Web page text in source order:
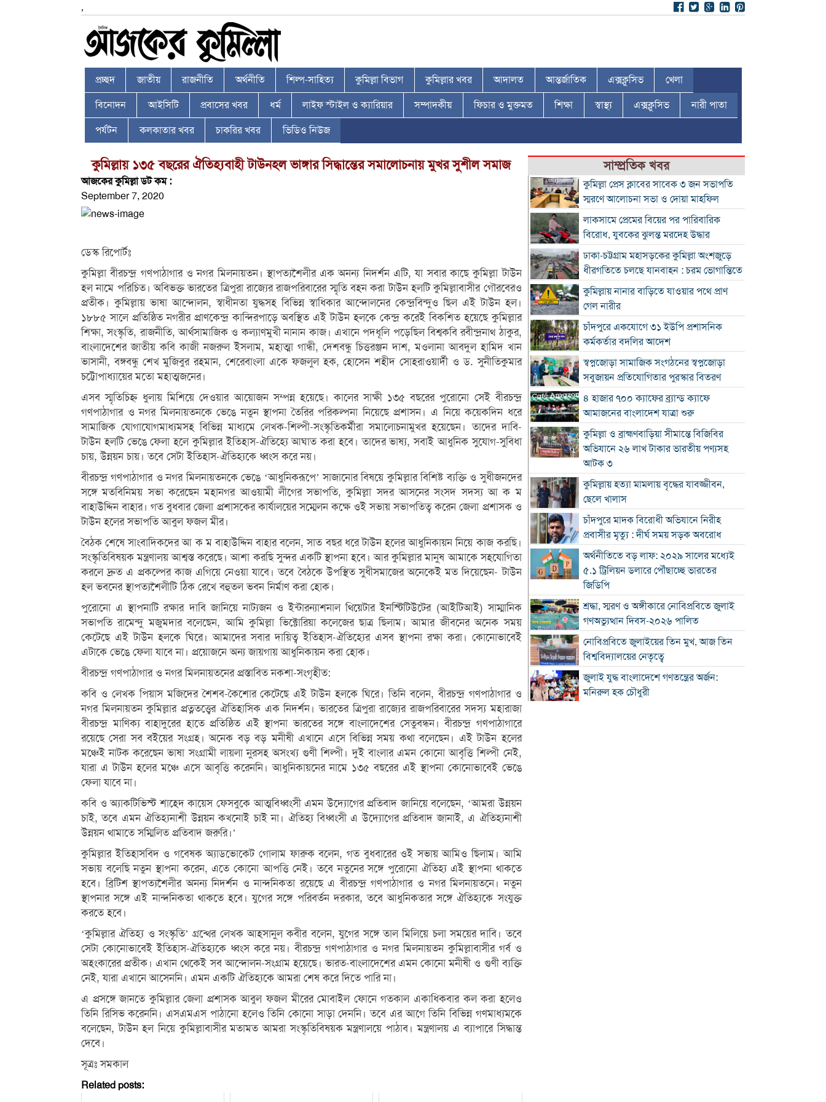
,
প্রচ্ছদ জাতীয় রাজনীতি অর্থনীতি শিল্প-সাহিত্য কুমিল্লা বিভাগ কুমিল্লার খবর আদালত আন্তর্জাতিক এক্সক্লুসিভ খেলা
বিনোদন আইসিটি প্রবাসের খবর ধর্ম লাইফ স্টাইল ও ক্যারিয়ার সম্পাদকীয় ফিচার ও মুক্তমত শিক্ষা স্বাস্থ্য এক্সক্লুসিভ নারী পাতা
পর্যটন কলকাতার খবর চাকরির খবর ভিডিও নিউজ
কুমিল্লায় ১৩৫ বছরের ঐতিহ্যবাহী টাউনহল ভাঙ্গার সিদ্ধান্তের সমালোচনায় মুখর সুশীল সমাজ
আজকের কুমিল্লা ডট কম :
September 7, 2020
ডেস্ক রিপোর্টঃ
কুমিল্লা বীরচন্দ্র গণপাঠাগার ও নগর মিলনায়তন। স্থাপত্যশৈলীর এক অনন্য নিদর্শন এটি, যা সবার কাছে কুমিল্লা টাউন
হল নামে পরিচিত। অবিভক্ত ভারতের ত্রিপুরা রাজ্যের রাজপরিবারের স্মৃতি বহন করা টাউন হলটি কুমিল্লাবাসীর গৌরবেরও
প্রতীক। কুমিল্লায় ভাষা আন্দোলন, স্বাধীনতা যুদ্ধসহ বিভিন্ন স্বাধিকার আন্দোলনের কেন্দ্রবিন্দুও ছিল এই টাউন হল।
১৮৮৫ সালে প্রতিষ্ঠিত নগরীর প্রাণকেন্দ্র কান্দিরপাড়ে অবস্থিত এই টাউন হলকে কেন্দ্র করেই বিকশিত হয়েছে কুমিল্লার
শিক্ষা, সংস্কৃতি, রাজনীতি, আর্থসামাজিক ও কল্যাণমুখী নানান কাজ। এখানে পদধূলি পড়েছিল বিশ্বকবি রবীন্দ্রনাথ ঠাকুর,
বাংলাদেশের জাতীয় কবি কাজী নজরুল ইসলাম, মহাত্মা গান্ধী, দেশবন্ধু চিত্তরঞ্জন দাশ, মওলানা আবদুল হামিদ খান
ভাসানী, বঙ্গবন্ধু শেখ মুজিবুর রহমান, শেরেবাংলা একে ফজলুল হক, হোসেন শহীদ সোহরাওয়ার্দী ও ড. সুনীতিকুমার
চট্টোপাধ্যায়ের মতো মহাত্মজনের।
এসব স্মৃতিচিহ্ন ধুলায় মিশিয়ে দেওয়ার আয়োজন সম্পন্ন হয়েছে। কালের সাক্ষী ১৩৫ বছরের পুরোনো সেই বীরচন্দ্র
গণপাঠাগার ও নগর মিলনায়তনকে ভেঙে নতুন স্থাপনা তৈরির পরিকল্পনা নিয়েছে প্রশাসন। এ নিয়ে কয়েকদিন ধরে
সামাজিক যোগাযোগমাধ্যমসহ বিভিন্ন মাধ্যমে লেখক-শিল্পী-সংস্কৃতিকর্মীরা সমালোচনামুখর হয়েছেন। তাদের দাবি-
টাউন হলটি ভেঙে ফেলা হলে কুমিল্লার ইতিহাস-ঐতিহ্যে আঘাত করা হবে। তাদের ভাষ্য, সবাই আধুনিক সুযোগ-সুবিধা
চায়, উন্নয়ন চায়। তবে সেটা ইতিহাস-ঐতিহ্যকে ধ্বংস করে নয়।
বীরচন্দ্র গণপাঠাগার ও নগর মিলনায়তনকে ভেঙে ‘আধুনিকরূপে’ সাজানোর বিষয়ে কুমিল্লার বিশিষ্ট ব্যক্তি ও সুধীজনদের
সঙ্গে মতবিনিময় সভা করেছেন মহানগর আওয়ামী লীগের সভাপতি, কুমিল্লা সদর আসনের সংসদ সদস্য আ ক ম
বাহাউদ্দিন বাহার। গত বুধবার জেলা প্রশাসকের কার্যালয়ের সম্মেলন কক্ষে ওই সভায় সভাপতিত্ব করেন জেলা প্রশাসক ও
টাউন হলের সভাপতি আবুল ফজল মীর।
বৈঠক শেষে সাংবাদিকদের আ ক ম বাহাউদ্দিন বাহার বলেন, সাত বছর ধরে টাউন হলের আধুনিকায়ন নিয়ে কাজ করছি।
সংস্কৃতিবিষয়ক মন্ত্রণালয় আশ্বস্ত করেছে। আশা করছি সুন্দর একটি স্থাপনা হবে। আর কুমিল্লার মানুষ আমাকে সহযোগিতা
করলে দ্রুত এ প্রকল্পের কাজ এগিয়ে নেওয়া যাবে। তবে বৈঠকে উপস্থিত সুধীসমাজের অনেকেই মত দিয়েছেন- টাউন
হল ভবনের স্থাপত্যশৈলীটি ঠিক রেখে বহুতল ভবন নির্মাণ করা হোক।
পুরোনো এ স্থাপনাটি রক্ষার দাবি জানিয়ে নাট্যজন ও ইন্টারন্যাশনাল থিয়েটার ইনস্টিটিউটের (আইটিআই) সাম্মানিক
সভাপতি রামেন্দু মজুমদার বলেছেন, আমি কুমিল্লা ভিক্টোরিয়া কলেজের ছাত্র ছিলাম। আমার জীবনের অনেক সময়
কেটেছে এই টাউন হলকে ঘিরে। আমাদের সবার দায়িত্ব ইতিহাস-ঐতিহ্যের এসব স্থাপনা রক্ষা করা। কোনোভাবেই
এটাকে ভেঙে ফেলা যাবে না। প্রয়োজনে অন্য জায়গায় আধুনিকায়ন করা হোক।
বীরচন্দ্র গণপাঠাগার ও নগর মিলনায়তনের প্রস্তাবিত নকশা-সংগৃহীত:
কবি ও লেখক পিয়াস মজিদের শৈশব-কৈশোর কেটেছে এই টাউন হলকে ঘিরে। তিনি বলেন, বীরচন্দ্র গণপাঠাগার ও
নগর মিলনায়তন কুমিল্লার প্রত্নতত্ত্বের ঐতিহাসিক এক নিদর্শন। ভারতের ত্রিপুরা রাজ্যের রাজপরিবারের সদস্য মহারাজা
বীরচন্দ্র মাণিক্য বাহাদুরের হাতে প্রতিষ্ঠিত এই স্থাপনা ভারতের সঙ্গে বাংলাদেশের সেতুবন্ধন। বীরচন্দ্র গণপাঠাগারে
রয়েছে সেরা সব বইয়ের সংগ্রহ। অনেক বড় বড় মনীষী এখানে এসে বিভিন্ন সময় কথা বলেছেন। এই টাউন হলের
মঞ্চেই নাটক করেছেন ভাষা সংগ্রামী লায়লা নুরসহ অসংখ্য গুণী শিল্পী। দুই বাংলার এমন কোনো আবৃত্তি শিল্পী নেই,
যারা এ টাউন হলের মঞ্চে এসে আবৃত্তি করেননি। আধুনিকায়নের নামে ১৩৫ বছরের এই স্থাপনা কোনোভাবেই ভেঙে
ফেলা যাবে না।
কবি ও অ্যাকটিভিস্ট শাহেদ কায়েস ফেসবুকে আত্মবিধ্বংসী এমন উদ্যোগের প্রতিবাদ জানিয়ে বলেছেন, ‘আমরা উন্নয়ন
চাই, তবে এমন ঐতিহ্যনাশী উন্নয়ন কখনোই চাই না। ঐতিহ্য বিধ্বংসী এ উদ্যোগের প্রতিবাদ জানাই, এ ঐতিহ্যনাশী
উন্নয়ন থামাতে সম্মিলিত প্রতিবাদ জরুরি।’
কুমিল্লার ইতিহাসবিদ ও গবেষক অ্যাডভোকেট গোলাম ফারুক বলেন, গত বুধবারের ওই সভায় আমিও ছিলাম। আমি
সভায় বলেছি নতুন স্থাপনা করেন, এতে কোনো আপত্তি নেই। তবে নতুনের সঙ্গে পুরোনো ঐতিহ্য এই স্থাপনা থাকতে
হবে। ব্রিটিশ স্থাপত্যশৈলীর অনন্য নিদর্শন ও নান্দনিকতা রয়েছে এ বীরচন্দ্র গণপাঠাগার ও নগর মিলনায়তনে। নতুন
স্থাপনার সঙ্গে এই নান্দনিকতা থাকতে হবে। যুগের সঙ্গে পরিবর্তন দরকার, তবে আধুনিকতার সঙ্গে ঐতিহ্যকে সংযুক্ত
করতে হবে।
‘কুমিল্লার ঐতিহ্য ও সংস্কৃতি’ গ্রন্থের লেখক আহসানুল কবীর বলেন, যুগের সঙ্গে তাল মিলিয়ে চলা সময়ের দাবি। তবে
সেটা কোনোভাবেই ইতিহাস-ঐতিহ্যকে ধ্বংস করে নয়। বীরচন্দ্র গণপাঠাগার ও নগর মিলনায়তন কুমিল্লাবাসীর গর্ব ও
অহংকারের প্রতীক। এখান থেকেই সব আন্দোলন-সংগ্রাম হয়েছে। ভারত-বাংলাদেশের এমন কোনো মনীষী ও গুণী ব্যক্তি
নেই, যারা এখানে আসেননি। এমন একটি ঐতিহ্যকে আমরা শেষ করে দিতে পারি না।
এ প্রসঙ্গে জানতে কুমিল্লার জেলা প্রশাসক আবুল ফজল মীরের মোবাইল ফোনে গতকাল একাধিকবার কল করা হলেও
তিনি রিসিভ করেননি। এসএমএস পাঠানো হলেও তিনি কোনো সাড়া দেননি। তবে এর আগে তিনি বিভিন্ন গণমাধ্যমকে
বলেছেন, টাউন হল নিয়ে কুমিল্লাবাসীর মতামত আমরা সংস্কৃতিবিষয়ক মন্ত্রণালয়ে পাঠাব। মন্ত্রণালয় এ ব্যাপারে সিদ্ধান্ত
দেবে।
সূত্রঃ সমকাল
Related posts:
সাম্প্রতিক খবর
কুমিল্লা প্রেস ক্লাবের সাবেক ৩ জন সভাপতি
স্মরণে আলোচনা সভা ও দোয়া মাহফিল
লাকসামে প্রেমের বিয়ের পর পারিবারিক
বিরোধ, যুবকের ঝুলন্ত মরদেহ উদ্ধার
ঢাকা-চট্টগ্রাম মহাসড়কের কুমিল্লা অংশজুড়ে
ধীরগতিতে চলছে যানবাহন : চরম ভোগান্তিতে
কুমিল্লায় নানার বাড়িতে যাওয়ার পথে প্রাণ
গেল নারীর
চাঁদপুরে একযোগে ৩১ ইউপি প্রশাসনিক
কর্মকর্তার বদলির আদেশ
স্বপ্নজোড়া সামাজিক সংগঠনের স্বপ্নজোড়া
সবুজায়ন প্রতিযোগিতার পুরস্কার বিতরণ
৪ হাজার ৭০০ ক্যাফের ব্র্যান্ড ক্যাফে
আমাজনের বাংলাদেশ যাত্রা শুরু
কুমিল্লা ও ব্রাহ্মণবাড়িয়া সীমান্তে বিজিবির
অভিযানে ২৬ লাখ টাকার ভারতীয় পণ্যসহ
আটক ৩
কুমিল্লায় হত্যা মামলায় বৃদ্ধের যাবজ্জীবন,
ছেলে খালাস
চাঁদপুরে মাদক বিরোধী অভিযানে নিরীহ
প্রবাসীর মৃত্যু : দীর্ঘ সময় সড়ক অবরোধ
অর্থনীতিতে বড় লাফ: ২০২৯ সালের মধ্যেই
৫.১ ট্রিলিয়ন ডলারে পৌঁছাচ্ছে ভারতের
জিডিপি
শ্রদ্ধা, স্মরণ ও অঙ্গীকারে নোবিপ্রবিতে জুলাই
গণঅভ্যুত্থান দিবস-২০২৬ পালিত
নোবিপ্রবিতে জুলাইয়ের তিন মুখ, আজ তিন
বিশ্ববিদ্যালয়ের নেতৃত্বে
জুলাই যুদ্ধ বাংলাদেশে গণতন্ত্রের অর্জন:
মনিরুল হক চৌধুরী